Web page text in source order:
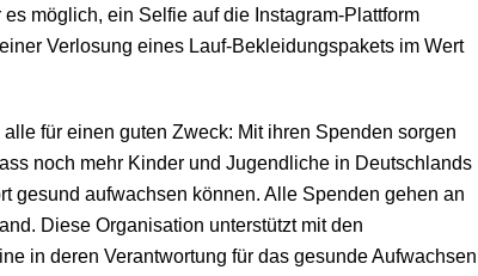
möglich, ein Selfie auf die Instagram-Plattform
Verlosung eines Lauf-Bekleidungspakets im Wert
für einen guten Zweck: Mit ihren Spenden sorgen
noch mehr Kinder und Jugendliche in Deutschlands
gesund aufwachsen können. Alle Spenden gehen an
Diese Organisation unterstützt mit den
in deren Verantwortung für das gesunde Aufwachsen